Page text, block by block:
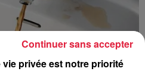
privée est notre priorité
Continuer sans accepter